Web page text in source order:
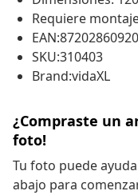
Requiere
SKU:310403
Brand:vidaXL
¿Compraste un
foto!
Tu foto puede
abajo para